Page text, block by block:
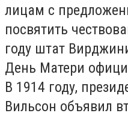
лицам с
посвятить
году штат
День Матери
В 1914 году,
Вильсон объявил